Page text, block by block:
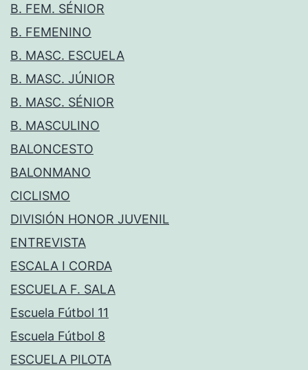
B. FEM. SÉNIOR
B. FEMENINO
B. MASC. ESCUELA
B. MASC. JÚNIOR
B. MASC. SÉNIOR
B. MASCULINO
BALONCESTO
BALONMANO
CICLISMO
DIVISIÓN HONOR JUVENIL
ENTREVISTA
ESCALA I CORDA
ESCUELA F. SALA
Escuela Fútbol 11
Escuela Fútbol 8
ESCUELA PILOTA